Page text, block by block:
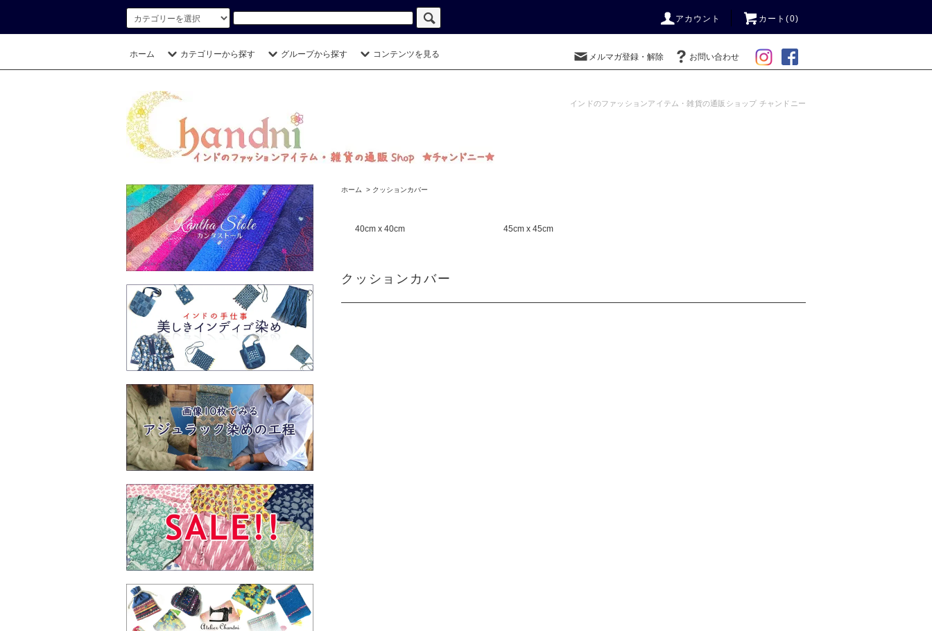
アカウント カート(0)
ホーム カテゴリーから探す グループから探す コンテンツを見る メルマガ登録・解除 お問い合わせ
インドのファッションアイテム・雑貨の通販ショップ チャンドニー
ホーム > クッションカバー
40cm x 40cm 45cm x 45cm
クッションカバー